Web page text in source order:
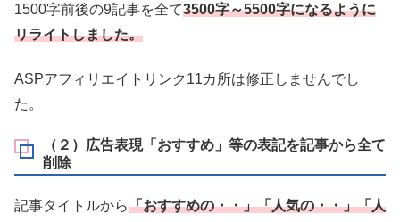
1500字前後の9記事を全て3500字～5500字になるように
リライトしました。
ASPアフィリエイトリンク11カ所は修正しませんでし
た。
（２）広告表現「おすすめ」等の表記を記事から全て
削除
記事タイトルから「おすすめの・・」「人気の・・」「人